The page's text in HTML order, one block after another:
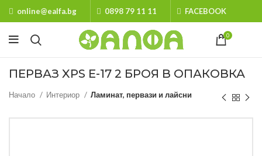
online@ealfa.bg 0898 79 11 11 FACEBOOK
0
ПЕРВАЗ XPS E-17 2 БРОЯ В ОПАКОВКА
Начало Интериор Ламинат, первази и лайсни